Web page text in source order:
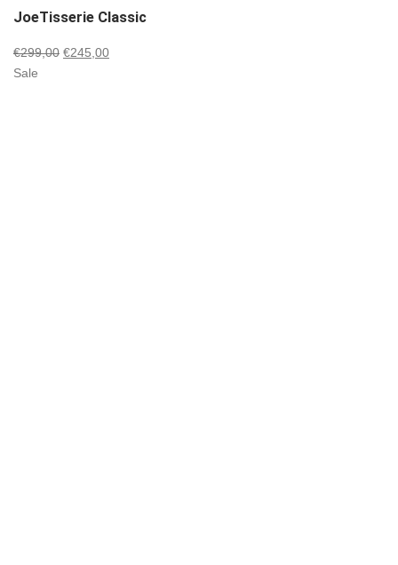
JoeTisserie Classic
€299,00 Oorspronkelijke
€245,00Huidige
Sale